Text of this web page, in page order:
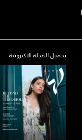
تحميل المجلة الاكترونية